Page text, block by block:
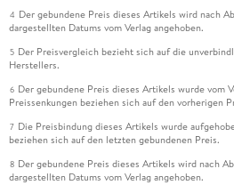
4 Der gebundene Preis dieses Artikels wird nach
dargestellten Datums vom Verlag angehoben.
5 Der Preisvergleich bezieht sich auf die
Herstellers.
6 Der gebundene Preis dieses Artikels wurde vom
Preissenkungen beziehen sich auf den vorherigen
7 Die Preisbindung dieses Artikels wurde
beziehen sich auf den letzten gebundenen Preis.
8 Der gebundene Preis dieses Artikels wird nach
dargestellten Datums vom Verlag angehoben.